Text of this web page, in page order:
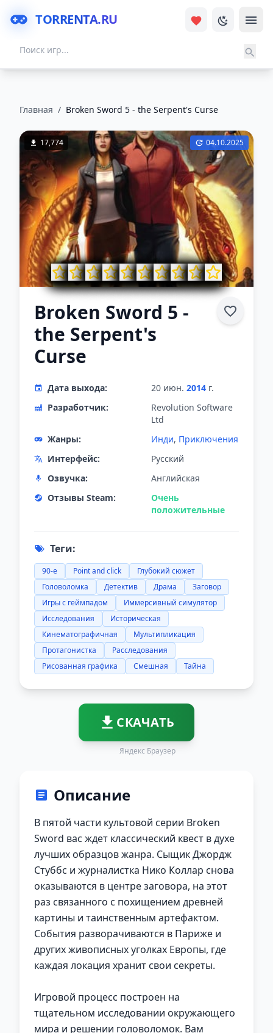
TORRENTA.RU
Главная / Broken Sword 5 - the Serpent's Curse
17,774 04.10.2025
Broken Sword 5 -
the Serpent's
Curse
Дата выхода: 20 июн. 2014 г.
Разработчик:
Revolution Software
Ltd
Жанры:
Инди, Приключения
Интерфейс:
Русский
Озвучка:
Английская
Отзывы Steam:
Очень
положительные
Теги:
90-е Point and click
Глубокий сюжет
Головоломка
Детектив Драма
Заговор
Игры с геймпадом
Иммерсивный симулятор
Исследования
Историческая
Кинематографичная
Мультипликация
Протагонистка
Расследования
Рисованная графика
Смешная Тайна
СКАЧАТЬ
Яндекс Браузер
Описание
В пятой части культовой серии Broken
Sword вас ждет классический квест в духе
лучших образцов жанра. Сыщик Джордж
Стуббс и журналистка Нико Коллар снова
оказываются в центре заговора, на этот
раз связанного с похищением древней
картины и таинственным артефактом.
События разворачиваются в Париже и
других живописных уголках Европы, где
каждая локация хранит свои секреты.
Игровой процесс построен на
тщательном исследовании окружающего
мира и решении головоломок. Вам